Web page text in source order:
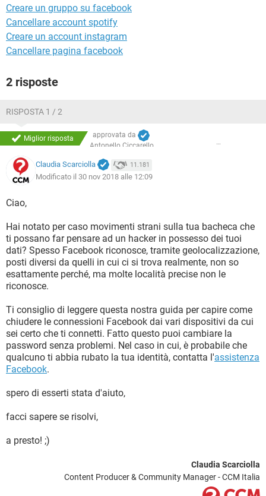
Creare un gruppo su facebook
Cancellare account spotify
Creare un account instagram
Cancellare pagina facebook
2 risposte
RISPOSTA 1 / 2
Miglior risposta
approvata da
Antonello Ciccarello
Claudia Scarciolla 11.181
Modificato il 30 nov 2018 alle 12:09
Ciao,
Hai notato per caso movimenti strani sulla tua bacheca che
ti possano far pensare ad un hacker in possesso dei tuoi
dati? Spesso Facebook riconosce, tramite geolocalizzazione,
posti diversi da quelli in cui ci si trova realmente, non so
esattamente perché, ma molte località precise non le
riconosce.
Ti consiglio di leggere questa nostra guida per capire come
chiudere le connessioni Facebook dai vari dispositivi da cui
sei certo che ti connetti. Fatto questo puoi cambiare la
password senza problemi. Nel caso in cui, è probabile che
qualcuno ti abbia rubato la tua identità, contatta l'assistenza
Facebook.
spero di esserti stata d'aiuto,
facci sapere se risolvi,
a presto! ;)
Claudia Scarciolla
Content Producer & Community Manager - CCM Italia